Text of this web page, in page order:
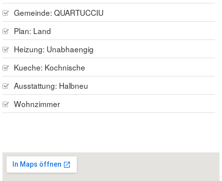
Gemeinde: QUARTUCCIU
Plan: Land
Heizung: Unabhaengig
Kueche: Kochnische
Ausstattung: Halbneu
Wohnzimmer